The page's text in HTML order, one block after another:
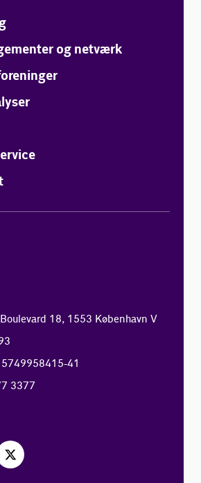
og netværk
18, 1553 København V
5749958415-41
3377